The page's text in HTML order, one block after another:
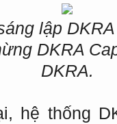
lập
DKRA
DKRA.
hệ thống